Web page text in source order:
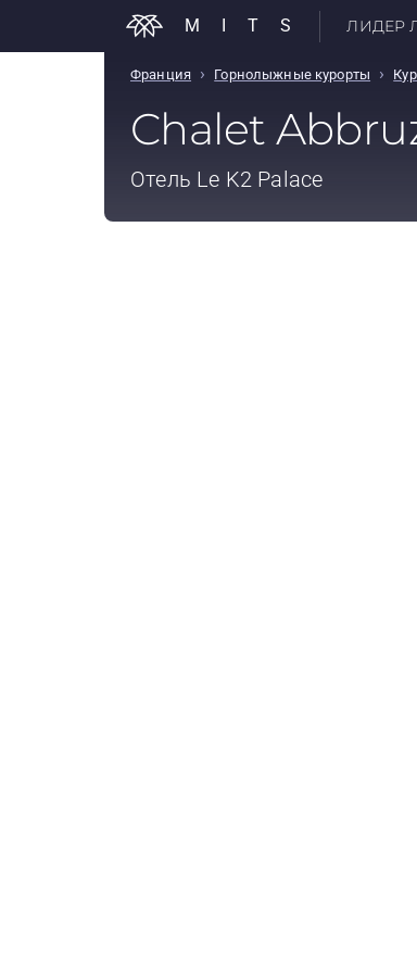
MITS ЛИДЕР
Франция › Горнолыжные курорты ›
Chalet
Отель Le K2 Palace